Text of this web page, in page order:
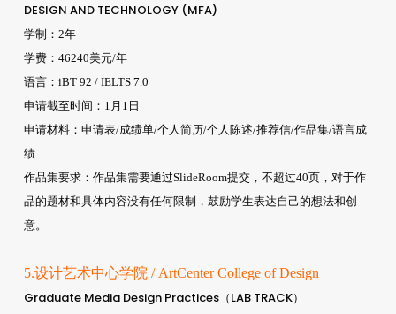
DESIGN AND TECHNOLOGY (MFA)
学制：2年
学费：46240美元/年
语言：iBT 92 / IELTS 7.0
申请截至时间：1月1日
申请材料：申请表/成绩单/个人简历/个人陈述/推荐信/作品集/语言成
绩
作品集要求：作品集需要通过SlideRoom提交，不超过40页，对于作
品的题材和具体内容没有任何限制，鼓励学生表达自己的想法和创
意。
5.设计艺术中心学院 / ArtCenter College of Design
Graduate Media Design Practices（LAB TRACK）